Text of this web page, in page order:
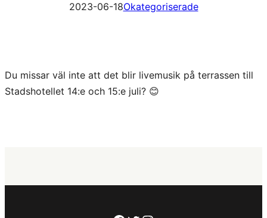
2023-06-18Okategoriserade
Du missar väl inte att det blir livemusik på terrassen till
Stadshotellet 14:e och 15:e juli? 😊